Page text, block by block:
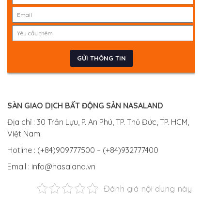
SÀN GIAO DỊCH BẤT ĐỘNG SẢN NASALAND
Địa chỉ : 30 Trần Lựu, P. An Phú, TP. Thủ Đức, TP. HCM,
Việt Nam.
Hotline : (+84)909777500 – (+84)932777400
Email : info@nasaland.vn
Đánh giá nội dung này